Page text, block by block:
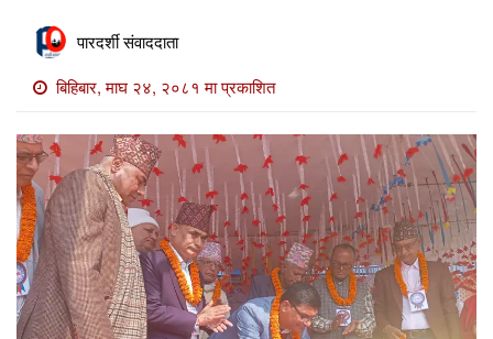
खबर
माडी
खबर
विविध
पारदर्शी संवाददाता
बिहिबार, माघ २४, २०८१ मा प्रकाशित